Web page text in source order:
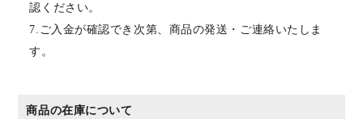
認ください。
7.ご入金が確認でき次第、商品の発送・ご連絡いたしま
す。
商品の在庫について